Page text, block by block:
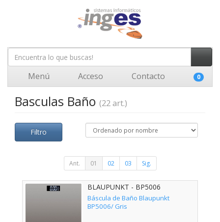
Menú Acceso Contacto 0
Basculas Baño (22 art.)
Filtro
Ant. 01 02 03 Sig.
BLAUPUNKT - BP5006
Báscula de Baño Blaupunkt
BP5006/ Gris